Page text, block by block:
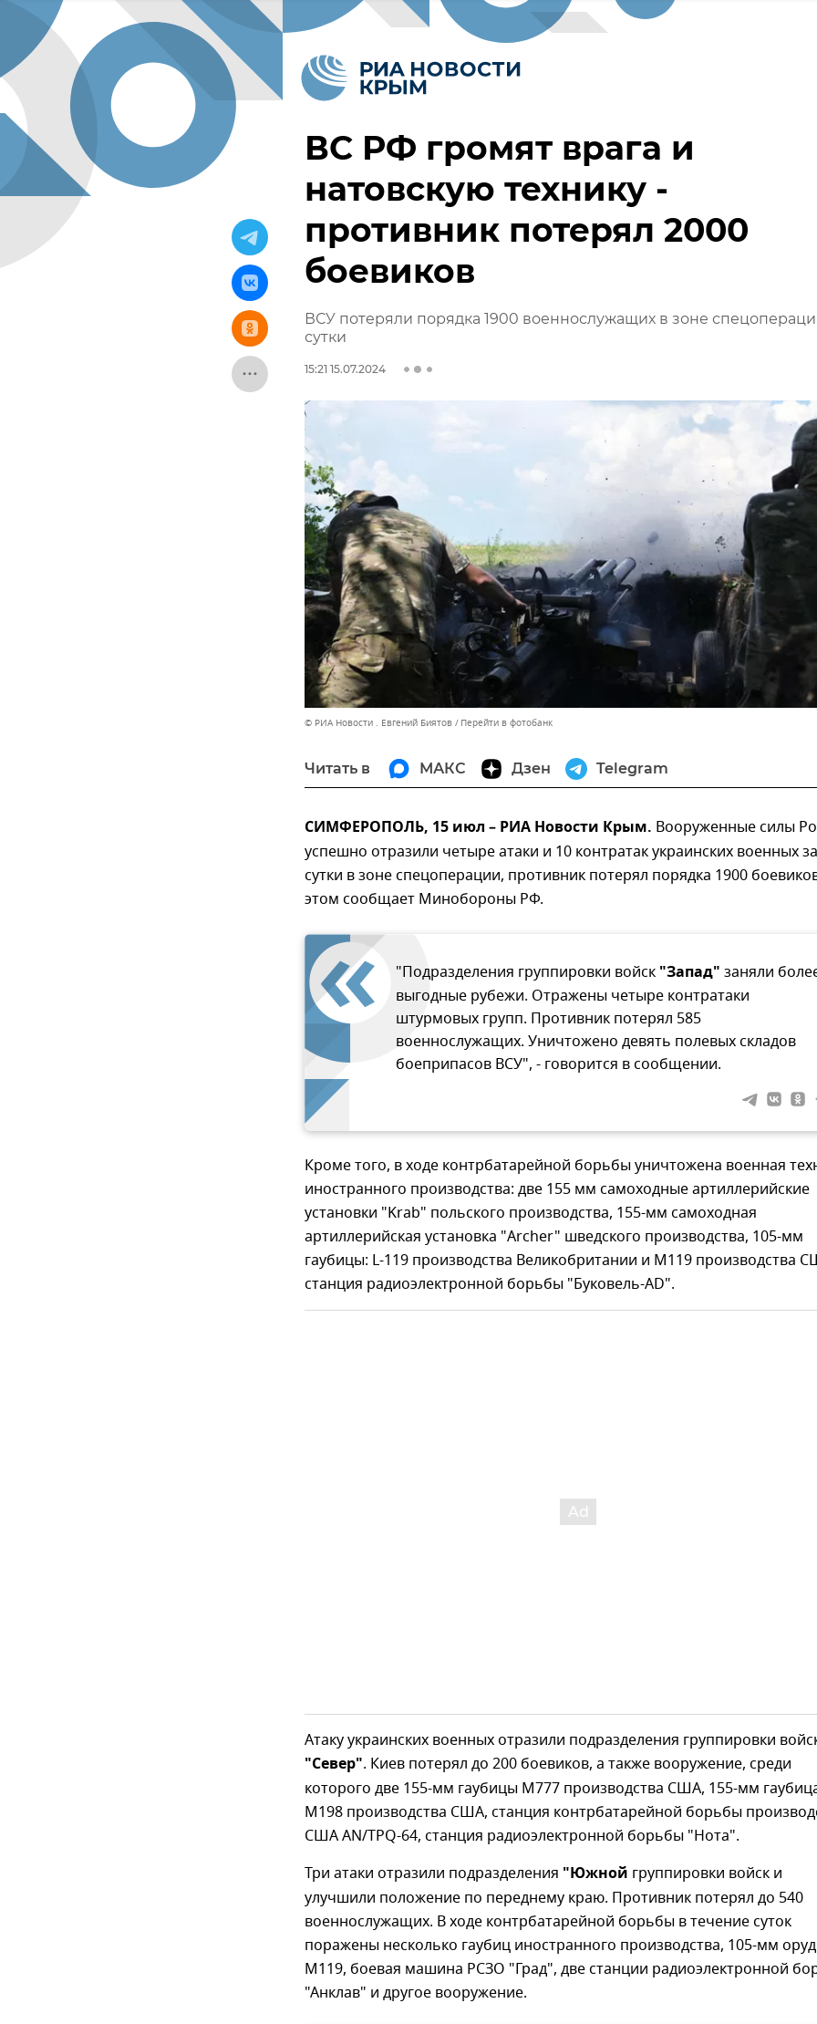
ВС РФ громят врага и
натовскую технику -
противник потерял 2000
боевиков
ВСУ потеряли порядка 1900 военнослужащих в зоне
сутки
15:21 15.07.2024
© РИА Новости . Евгений Биятов Перейти в фотобанк
Читать в МАКС Дзен Telegram
СИМФЕРОПОЛЬ, 15 июл – РИА Новости Крым. Вооруженные силы
успешно отразили четыре атаки и 10 контратак украинских военных за
сутки в зоне спецоперации, противник потерял порядка 1900
этом сообщает Минобороны РФ.
"Подразделения группировки войск "Запад" заняли
выгодные рубежи. Отражены четыре контратаки
штурмовых групп. Противник потерял 585
военнослужащих. Уничтожено девять полевых складов
боеприпасов ВСУ", - говорится в сообщении.
Кроме того, в ходе контрбатарейной борьбы уничтожена военная
иностранного производства: две 155 мм самоходные артиллерийские
установки "Krab" польского производства, 155-мм самоходная
артиллерийская установка "Archer" шведского производства, 105-мм
гаубицы: L-119 производства Великобритании и М119 производства
станция радиоэлектронной борьбы "Буковель-AD".
Атаку украинских военных отразили подразделения группировки
"Север". Киев потерял до 200 боевиков, а также вооружение, среди
которого две 155-мм гаубицы М777 производства США, 155-мм
М198 производства США, станция контрбатарейной борьбы
США AN/TPQ-64, станция радиоэлектронной борьбы "Нота".
Три атаки отразили подразделения "Южной группировки войск и
улучшили положение по переднему краю. Противник потерял до 540
военнослужащих. В ходе контрбатарейной борьбы в течение суток
поражены несколько гаубиц иностранного производства, 105-мм
М119, боевая машина РСЗО "Град", две станции радиоэлектронной
"Анклав" и другое вооружение.